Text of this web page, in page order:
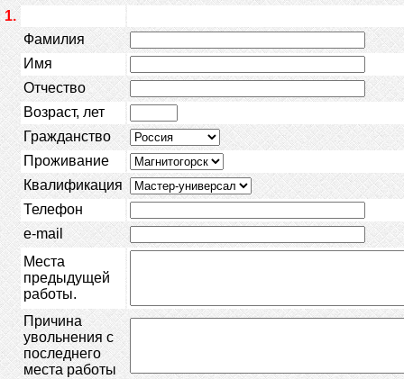
1.
Фамилия
Имя
Отчество
Возраст, лет
Гражданство
Проживание
Квалификация
Телефон
e-mail
Места
предыдущей
работы.
Причина
увольнения с
последнего
места работы